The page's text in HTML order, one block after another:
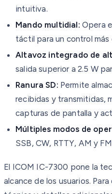
intuitiva.
Mando multidial: Opera
táctil para un control
Altavoz integrado de
salida superior a 2.5 W
Ranura SD: Permite
recibidas y transmitidas,
capturas de pantalla y
Múltiples modos de
SSB, CW, RTTY, AM y
El ICOM IC-7300 pone la
alcance de los usuarios.